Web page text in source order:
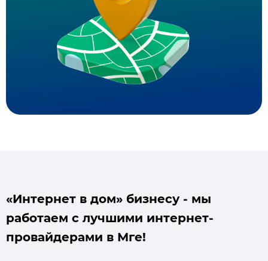
«Интернет в дом» бизнесу - мы
работаем с лучшими интернет-
провайдерами в Мге!